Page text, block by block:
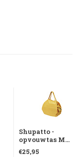
Shupatto -
opvouwtas M...
€25,95